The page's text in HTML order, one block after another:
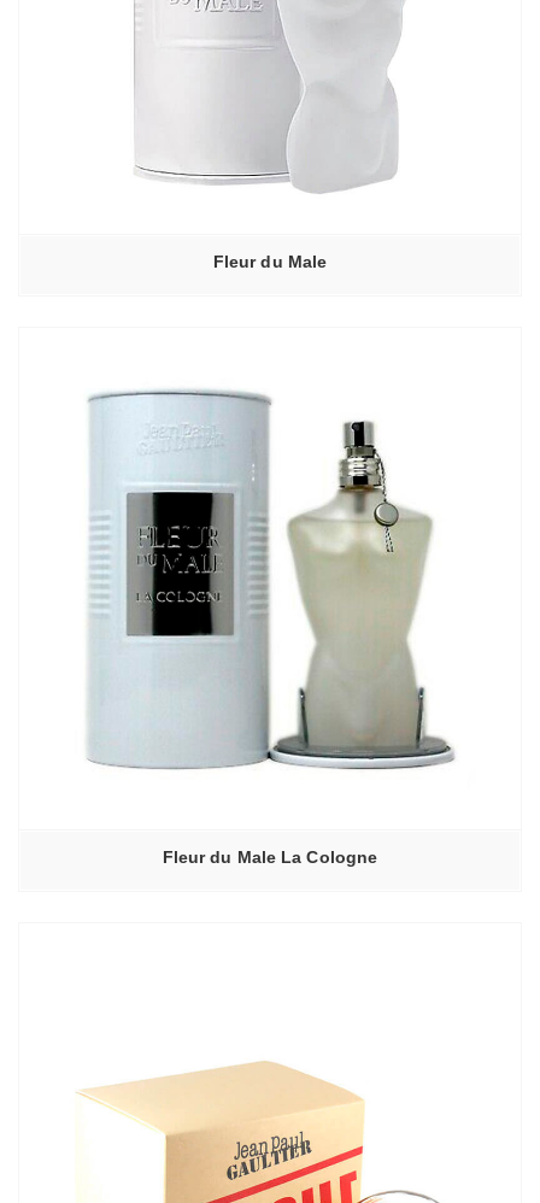
Fleur du Male
Fleur du Male La Cologne